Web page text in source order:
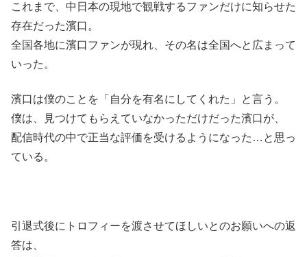
これまで、中日本の現地で観戦するファンだけに知らせた
存在だった濱口。
全国各地に濱口ファンが現れ、その名は全国へと広まって
いった。
濱口は僕のことを「自分を有名にしてくれた」と言う。
僕は、見つけてもらえていなかっただけだった濱口が、
配信時代の中で正当な評価を受けるようになった…と思っ
ている。
引退式後にトロフィーを渡させてほしいとのお願いへの返
答は、